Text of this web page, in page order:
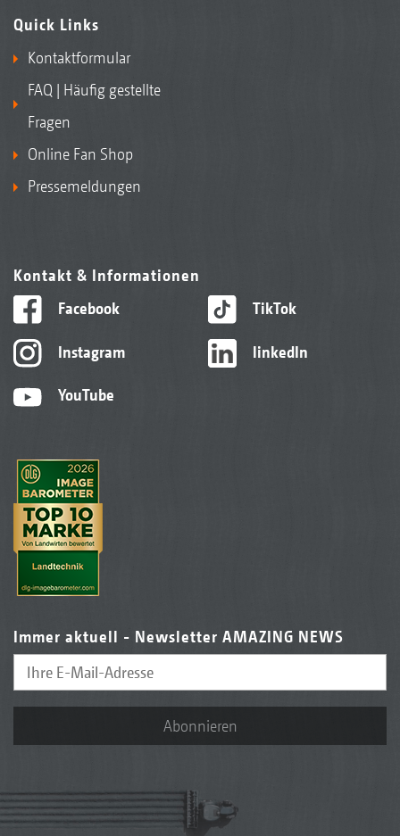
Quick Links
Kontaktformular
FAQ | Häufig gestellte
Fragen
Online Fan Shop
Pressemeldungen
Kontakt & Informationen
Facebook
Instagram
YouTube
TikTok
linkedIn
Immer aktuell - Newsletter AMAZING NEWS
Abonnieren